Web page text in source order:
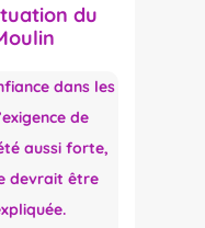
du
dans les
de
aussi forte,
devrait être